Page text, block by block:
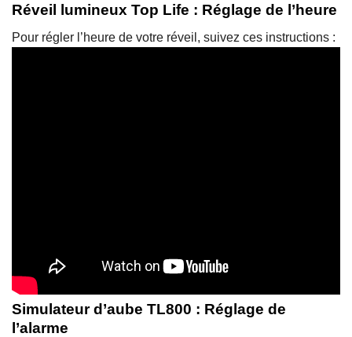
Réveil lumineux Top Life : Réglage de l’heure
Pour régler l’heure de votre réveil, suivez ces instructions :
Simulateur d’aube TL800 : Réglage de
l’alarme